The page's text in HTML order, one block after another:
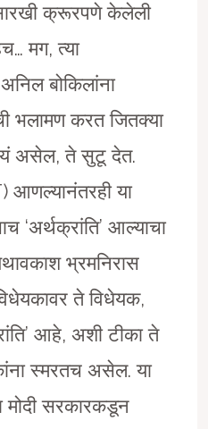
क्रूरपणे केलेली
मग, त्या
अनिल बोकिलांना
भलामण करत जितक्या
असेल, ते सुटू देत.
आणल्यानंतरही या
‘अर्थक्रांति’ आल्याचा
भ्रमनिरास
ते विधेयक,
आहे, अशी टीका ते
स्मरतच असेल. या
सरकारकडून